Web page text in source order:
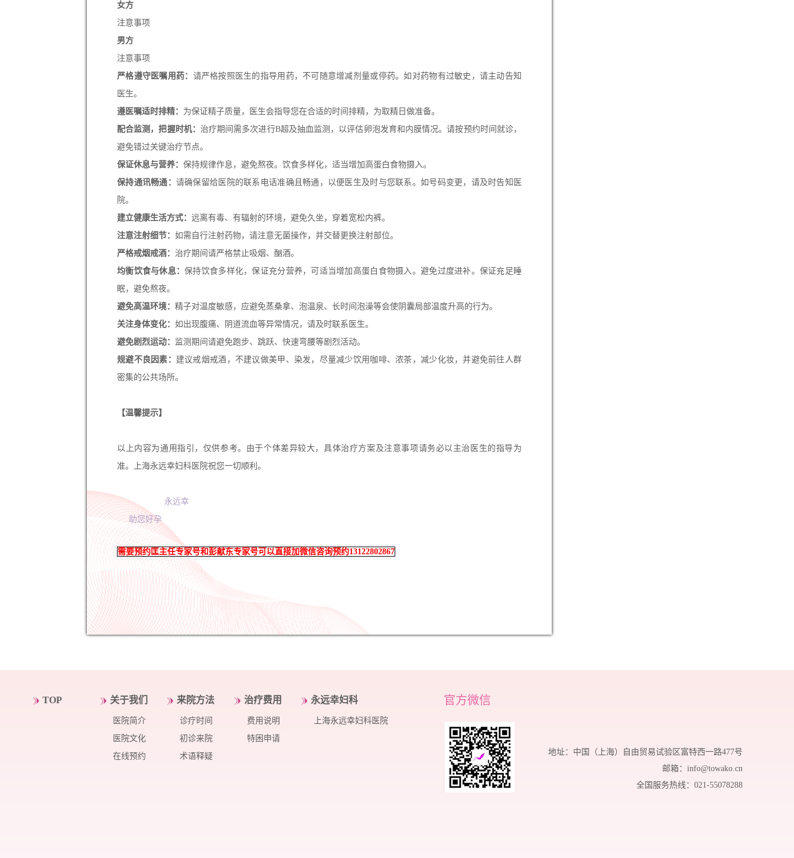
女方
注意事项
男方
注意事项
严格遵守医嘱用药： 请严格按照医生的指导用药，不可随意增减剂量或停药。如对药物有过敏史，请主动告知
医生。
遵医嘱适时排精： 为保证精子质量，医生会指导您在合适的时间排精，为取精日做准备。
配合监测，把握时机： 治疗期间需多次进行B超及抽血监测，以评估卵泡发育和内膜情况。请按预约时间就诊，
避免错过关键治疗节点。
保证休息与营养： 保持规律作息，避免熬夜。饮食多样化，适当增加高蛋白食物摄入。
保持通讯畅通： 请确保留给医院的联系电话准确且畅通，以便医生及时与您联系。如号码变更，请及时告知医
院。
建立健康生活方式： 远离有毒、有辐射的环境，避免久坐，穿着宽松内裤。
注意注射细节： 如需自行注射药物，请注意无菌操作，并交替更换注射部位。
严格戒烟戒酒： 治疗期间请严格禁止吸烟、酗酒。
均衡饮食与休息：保持饮食多样化，保证充分营养，可适当增加高蛋白食物摄入。避免过度进补。保证充足睡
眠，避免熬夜。
避免高温环境： 精子对温度敏感，应避免蒸桑拿、泡温泉、长时间泡澡等会使阴囊局部温度升高的行为。
关注身体变化： 如出现腹痛、阴道流血等异常情况，请及时联系医生。
避免剧烈运动： 监测期间请避免跑步、跳跃、快速弯腰等剧烈活动。
规避不良因素： 建议戒烟戒酒，不建议做美甲、染发，尽量减少饮用咖啡、浓茶，减少化妆，并避免前往人群
密集的公共场所。
【温馨提示】
以上内容为通用指引，仅供参考。由于个体差异较大，具体治疗方案及注意事项请务必以主治医生的指导为
准。上海永远幸妇科医院祝您一切顺利。
永远幸
助您好孕
需要预约匡主任专家号和彭献东专家号可以直接加微信咨询预约13122802867
TOP 关于我们
医院简介
医院文化
在线预约
来院方法
诊疗时间
初诊来院
术语释疑
治疗费用
费用说明
特困申请
永远幸妇科
上海永远幸妇科医院
官方微信
地址：中国（上海）自由贸易试验区富特西一路477号
邮箱： info@towako.cn
全国服务热线： 021-55078288